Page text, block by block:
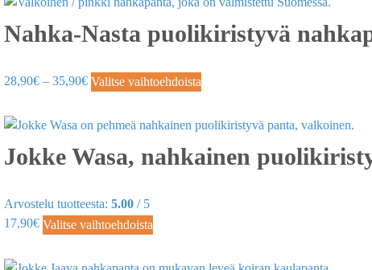
Nahka-Nasta puolikiristyvä
28,90€ – 35,90€ Valitse vaihtoehdoista
Jokke Wasa, nahkainen
Arvostelu tuotteesta: 5.00 / 5
17,90€ Valitse vaihtoehdoista